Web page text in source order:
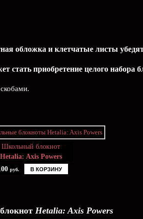
обложка и клетчатые листы
стать приобретение целого набора
Школьный блокнот
Hetalia: Axis Powers
руб. В КОРЗИНУ
Hetalia: Axis Powers